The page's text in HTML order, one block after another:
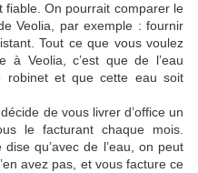
On pourrait comparer le
Veolia, par exemple : fournir
Tout ce que vous voulez
à Veolia, c’est que de l’eau
robinet et que cette eau soit
de vous livrer d’office un
le facturant chaque mois.
qu’avec de l’eau, on peut
avez pas, et vous facture ce